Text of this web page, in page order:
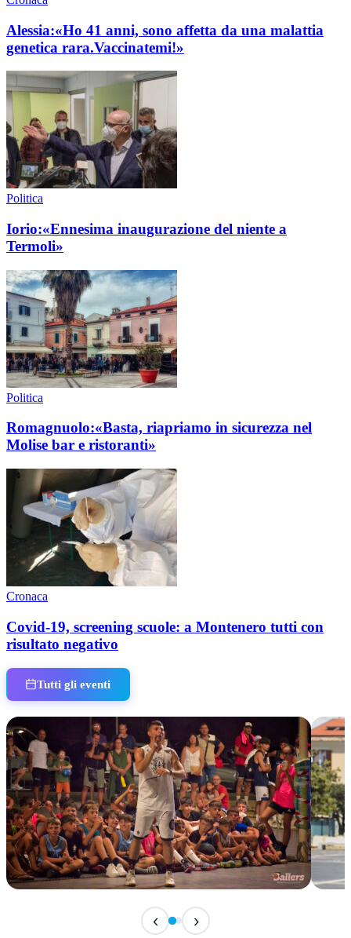
Alessia:«Ho 41 anni, sono affetta da una malattia
genetica rara.Vaccinatemi!»
Politica
Iorio:«Ennesima inaugurazione del niente a
Termoli»
Politica
Romagnuolo:«Basta, riapriamo in sicurezza nel
Molise bar e ristoranti»
Cronaca
Covid-19, screening scuole: a Montenero tutti con
risultato negativo
Tutti gli eventi
Classic Contest 3vs3 Memorial Michele
‹ ›